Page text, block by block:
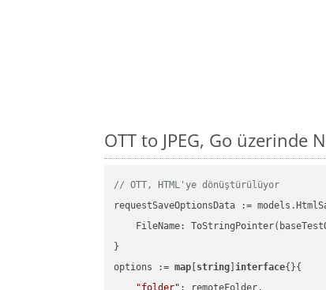
OTT to JPEG, Go üzerinde
// OTT, HTML'ye dönüştürülüyor
requestSaveOptionsData :=
FileName:
}
options := map string ]interface{}{